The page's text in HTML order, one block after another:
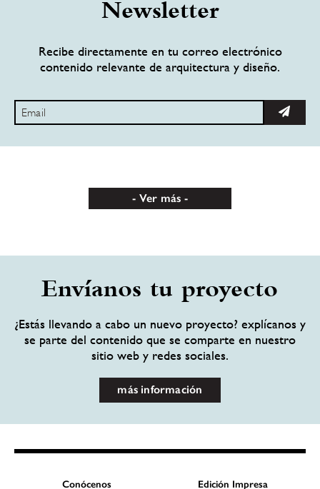
Newsletter
Recibe directamente en tu correo electrónico
contenido relevante de arquitectura y diseño.
Ver más
Envíanos tu proyecto
¿Estás llevando a cabo un nuevo proyecto? explícanos y
se parte del contenido que se comparte en nuestro
sitio web y redes sociales.
más información
Conócenos Edición Impresa